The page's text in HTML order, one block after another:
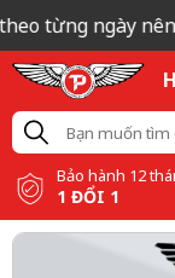
từng ngày nên
Bảo hành 12
1 ĐỔI 1